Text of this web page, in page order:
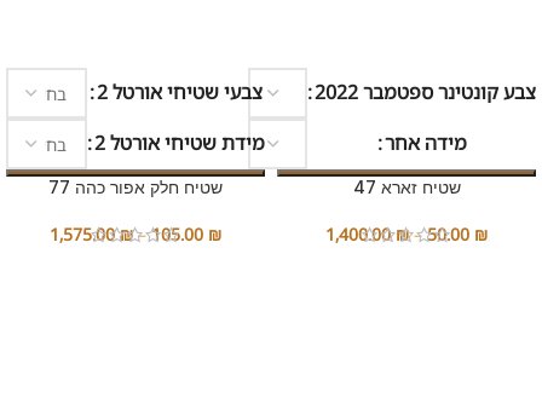
צבע קונטינר ספטמבר 2022
מידה אחר
שטיח זארא 47
50.00 ₪
–
1,400.00₪
צבעי שטיחי אורטל 2
מידת שטיחי אורטל 2
שטיח חלק אפור כהה 77
105.00 ₪
–
1,575.00₪